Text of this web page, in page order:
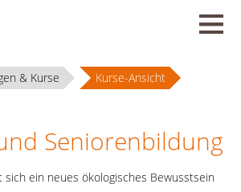
& Kurse Kurse-Ansicht
Seniorenbildung
sich ein neues ökologisches Bewusstsein